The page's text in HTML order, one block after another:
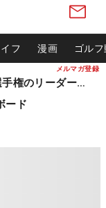
メルマガ登録
フ 漫画 ゴル
松山英樹ら出場 ウィンダム選手権のリーダーボード
ード